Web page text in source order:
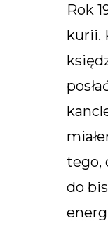
Rok
kurii.
tego,
do